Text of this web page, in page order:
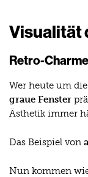
Visualität
Retro-
Wer heute um
graue Fenster
Ästhetik immer
Das Beispiel von
Nun kommen